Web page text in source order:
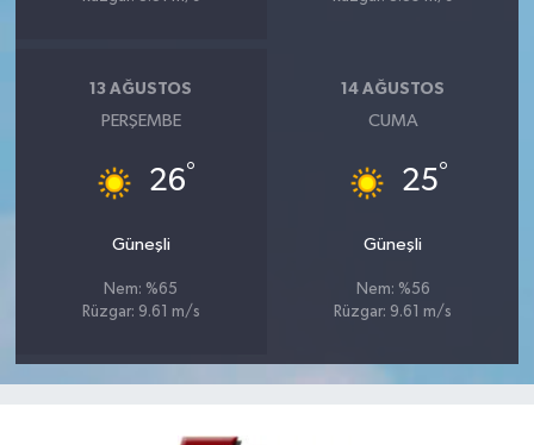
13 AĞUSTOS
PERŞEMBE
26°
Güneşli
Nem: %65
Rüzgar: 9.61 m/s
14 AĞUSTOS
CUMA
25°
Güneşli
Nem: %56
Rüzgar: 9.61 m/s